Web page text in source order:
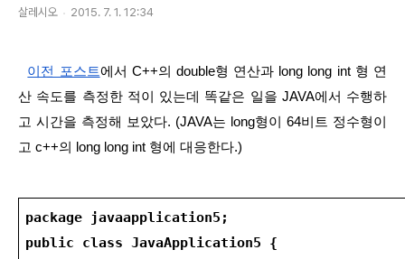
살레시오 2015. 7. 1. 12:34
이전 포스트에서 C++의 double형 연산과 long long int 형 연
산 속도를 측정한 적이 있는데 똑같은 일을 JAVA에서 수행하
고 시간을 측정해 보았다. (JAVA는 long형이 64비트 정수형이
고 c++의 long long int 형에 대응한다.)
package javaapplication5;
public class JavaApplication5 {